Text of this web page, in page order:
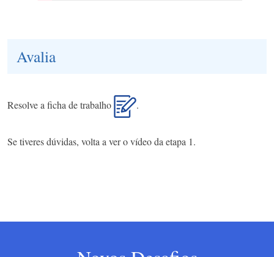
Avalia
Resolve a ficha de trabalho .
Se tiveres dúvidas, volta a ver o vídeo da etapa 1.